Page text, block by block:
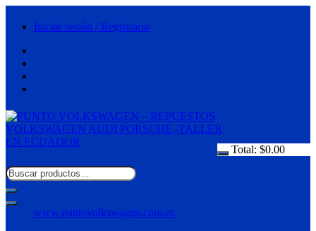
Iniciar sesión / Registrarse
Total: $0.00
www.puntovolkswagen.com.ec